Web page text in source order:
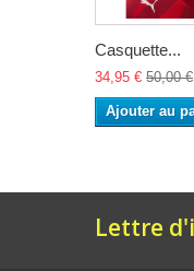
Casquette...
34,95 € 50,00 €
Ajouter au
Lettre